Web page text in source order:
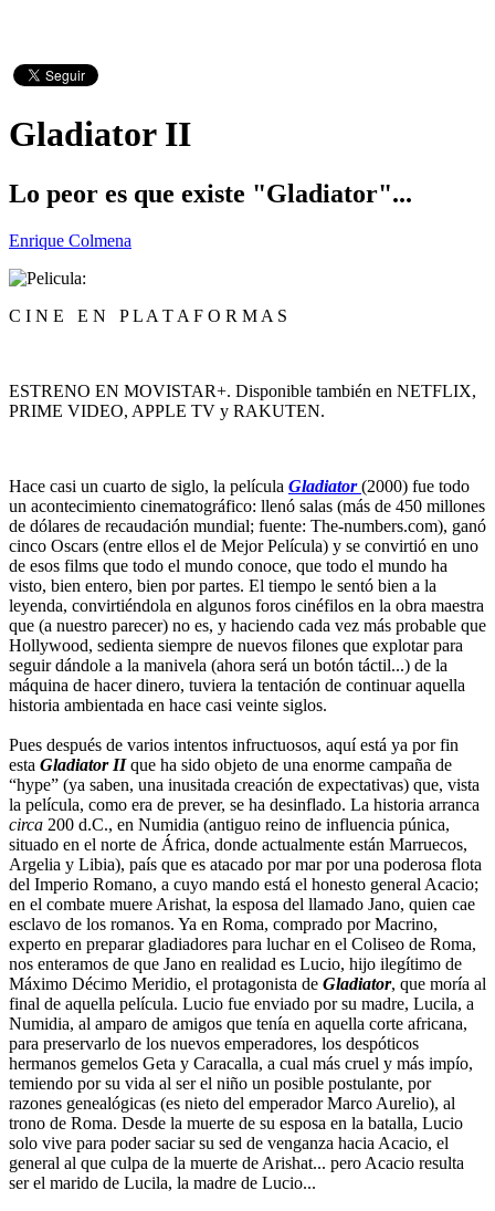
Gladiator II
Lo peor es que existe "Gladiator"...
Enrique Colmena
C I N E E N P L A T A F O R M A S
ESTRENO EN MOVISTAR+. Disponible también en NETFLIX,
PRIME VIDEO, APPLE TV y RAKUTEN.
Hace casi un cuarto de siglo, la película Gladiator (2000) fue todo
un acontecimiento cinematográfico: llenó salas (más de 450 millones
de dólares de recaudación mundial; fuente: The-numbers.com), ganó
cinco Oscars (entre ellos el de Mejor Película) y se convirtió en uno
de esos films que todo el mundo conoce, que todo el mundo ha
visto, bien entero, bien por partes. El tiempo le sentó bien a la
leyenda, convirtiéndola en algunos foros cinéfilos en la obra maestra
que (a nuestro parecer) no es, y haciendo cada vez más probable que
Hollywood, sedienta siempre de nuevos filones que explotar para
seguir dándole a la manivela (ahora será un botón táctil...) de la
máquina de hacer dinero, tuviera la tentación de continuar aquella
historia ambientada en hace casi veinte siglos.
Pues después de varios intentos infructuosos, aquí está ya por fin
esta Gladiator IIque ha sido objeto de una enorme campaña de
“hype” (ya saben, una inusitada creación de expectativas) que, vista
la película, como era de prever, se ha desinflado. La historia arranca
circa 200 d.C., en Numidia (antiguo reino de influencia púnica,
situado en el norte de África, donde actualmente están Marruecos,
Argelia y Libia), país que es atacado por mar por una poderosa flota
del Imperio Romano, a cuyo mando está el honesto general Acacio;
en el combate muere Arishat, la esposa del llamado Jano, quien cae
esclavo de los romanos. Ya en Roma, comprado por Macrino,
experto en preparar gladiadores para luchar en el Coliseo de Roma,
nos enteramos de que Jano en realidad es Lucio, hijo ilegítimo de
Máximo Décimo Meridio, el protagonista de Gladiator, que moría al
final de aquella película. Lucio fue enviado por su madre, Lucila, a
Numidia, al amparo de amigos que tenía en aquella corte africana,
para preservarlo de los nuevos emperadores, los despóticos
hermanos gemelos Geta y Caracalla, a cual más cruel y más impío,
temiendo por su vida al ser el niño un posible postulante, por
razones genealógicas (es nieto del emperador Marco Aurelio), al
trono de Roma. Desde la muerte de su esposa en la batalla, Lucio
solo vive para poder saciar su sed de venganza hacia Acacio, el
general al que culpa de la muerte de Arishat... pero Acacio resulta
ser el marido de Lucila, la madre de Lucio...